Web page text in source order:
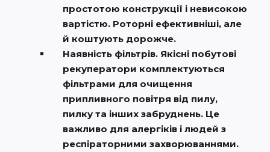
простотою конструкції і невисокою
вартістю. Роторні ефективніші, але
й коштують дорожче.
Наявність фільтрів. Якісні побутові
рекуператори комплектуються
фільтрами для очищення
припливного повітря від пилу,
пилку та інших забруднень. Це
важливо для алергіків і людей з
респіраторними захворюваннями.